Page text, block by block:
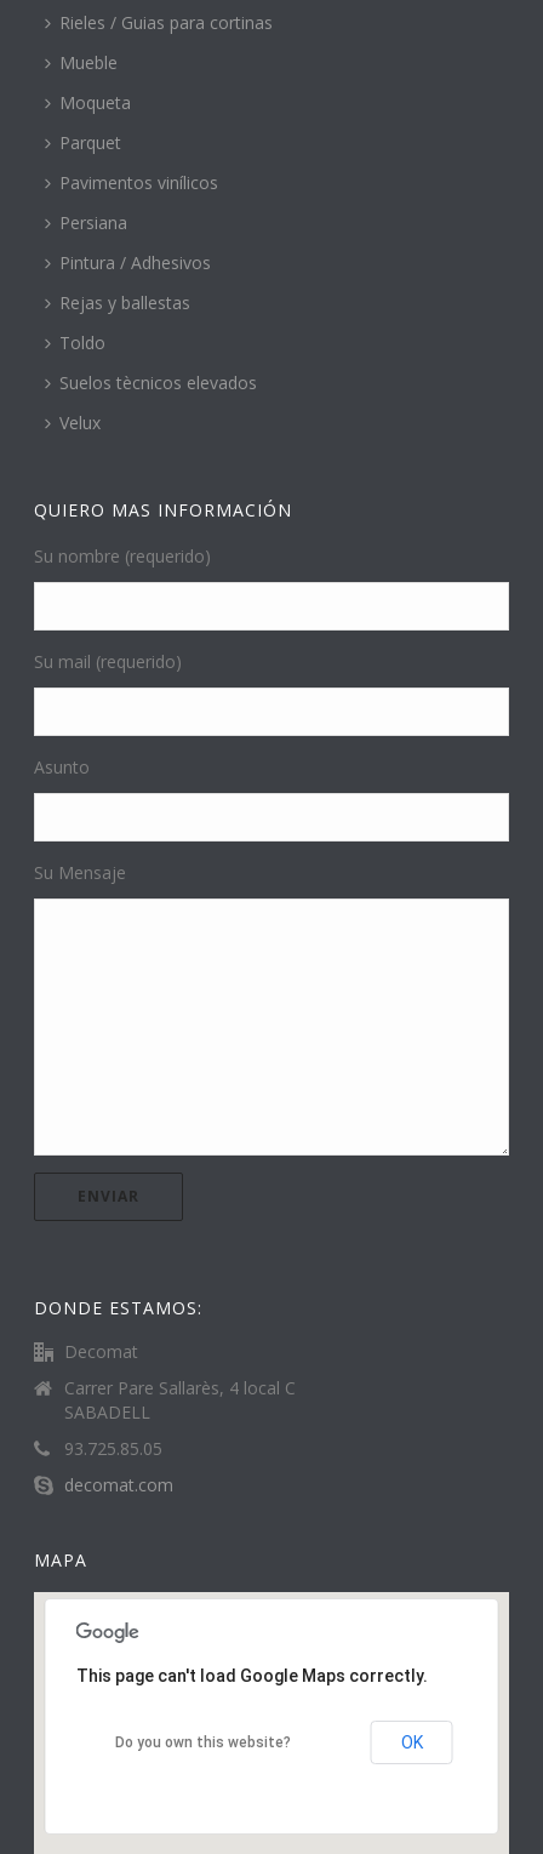
Rieles / Guias para cortinas
Mueble
Moqueta
Parquet
Pavimentos vinílicos
Persiana
Pintura / Adhesivos
Rejas y ballestas
Toldo
Suelos tècnicos elevados
Velux
QUIERO MAS INFORMACIÓN
Su nombre (requerido)
Su mail (requerido)
Asunto
Su Mensaje
DONDE ESTAMOS:
Decomat
Carrer Pare Sallarès, 4 local C
SABADELL
93.725.85.05
decomat.com
MAPA
This page can't load Google Maps correctly.
Do you own this website? OK